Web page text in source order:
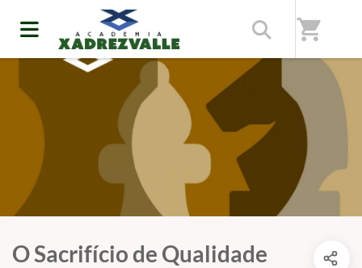
shopping_cart
O Sacrifício de Qualidade